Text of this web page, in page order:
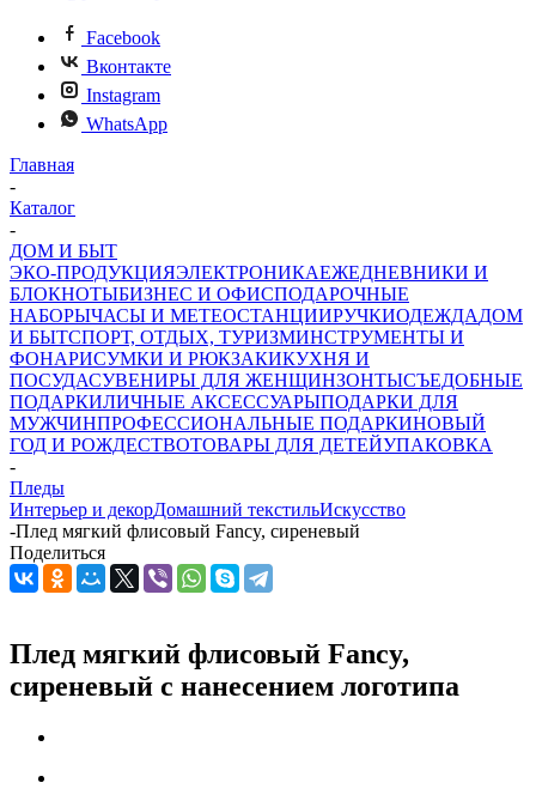
Facebook
Вконтакте
Instagram
WhatsApp
Главная
-
Каталог
-
ДОМ И БЫТ
ЭКО-ПРОДУКЦИЯЭЛЕКТРОНИКАЕЖЕДНЕВНИКИ И
БЛОКНОТЫБИЗНЕС И ОФИСПОДАРОЧНЫЕ
НАБОРЫЧАСЫ И МЕТЕОСТАНЦИИРУЧКИОДЕЖДАДОМ
И БЫТСПОРТ, ОТДЫХ, ТУРИЗМИНСТРУМЕНТЫ И
ФОНАРИСУМКИ И РЮКЗАКИКУХНЯ И
ПОСУДАСУВЕНИРЫ ДЛЯ ЖЕНЩИНЗОНТЫСЪЕДОБНЫЕ
ПОДАРКИЛИЧНЫЕ АКСЕССУАРЫПОДАРКИ ДЛЯ
МУЖЧИНПРОФЕССИОНАЛЬНЫЕ ПОДАРКИНОВЫЙ
ГОД И РОЖДЕСТВОТОВАРЫ ДЛЯ ДЕТЕЙУПАКОВКА
-
Пледы
Интерьер и декорДомашний текстильИскусство
-Плед мягкий флисовый Fancy, сиреневый
Поделиться
Плед мягкий флисовый Fancy,
сиреневый с нанесением логотипа